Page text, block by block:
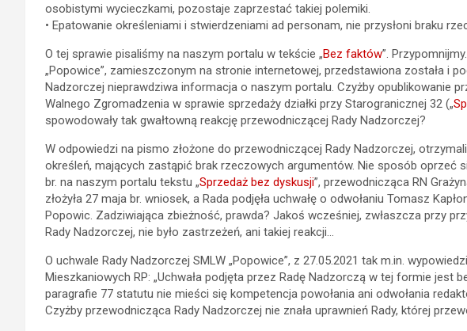
osobistymi wycieczkami, pozostaje zaprzestać takiej polemiki.
• Epatowanie określeniami i stwierdzeniami ad personam, nie przysłoni braku
O tej sprawie pisaliśmy na naszym portalu w tekście „Bez faktów”.
„Popowice”, zamieszczonym na stronie internetowej, przedstawiona została i
Nadzorczej nieprawdziwa informacja o naszym portalu. Czyżby opublikowanie
Walnego Zgromadzenia w sprawie sprzedaży działki przy Starogranicznej 32 („
spowodowały tak gwałtowną reakcję przewodniczącej Rady Nadzorczej?
W odpowiedzi na pismo złożone do przewodniczącej Rady Nadzorczej,
określeń, mających zastąpić brak rzeczowych argumentów. Nie sposób oprzeć
br. na naszym portalu tekstu „Sprzedaż bez dyskusji”, przewodnicząca RN
złożyła 27 maja br. wniosek, a Rada podjęła uchwałę o odwołaniu Tomasz
Popowic. Zadziwiająca zbieżność, prawda? Jakoś wcześniej, zwłaszcza przy
Rady Nadzorczej, nie było zastrzeżeń, ani takiej reakcji…
O uchwale Rady Nadzorczej SMLW „Popowice”, z 27.05.2021 tak m.in.
Mieszkaniowych RP: „Uchwała podjęta przez Radę Nadzorczą w tej formie jest
paragrafie 77 statutu nie mieści się kompetencja powołania ani odwołania
Czyżby przewodnicząca Rady Nadzorczej nie znała uprawnień Rady, której